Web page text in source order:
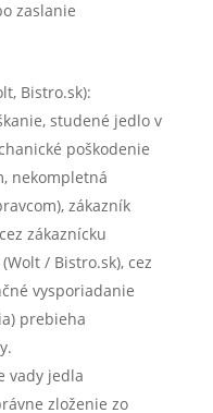
zaslanie
Bistro.sk):
studené jedlo v
poškodenie
nekompletná
zákazník
zákaznícku
/ Bistro.sk), cez
vysporiadanie
prebieha
vady jedla
zloženie zo